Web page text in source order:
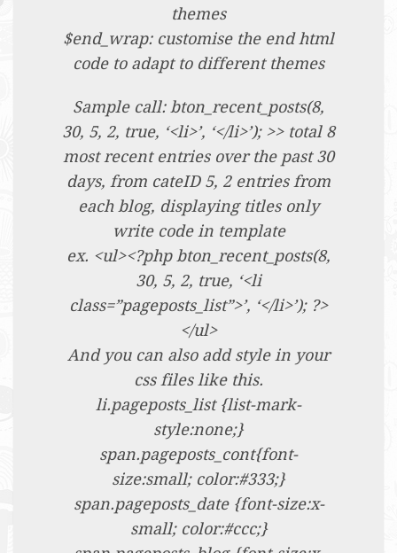
themes
$end_wrap: customise the end html
code to adapt to different themes
Sample call: bton_recent_posts(8,
30, 5, 2, true, ‘<li>’, ‘</li>’); >> total 8
most recent entries over the past 30
days, from cateID 5, 2 entries from
each blog, displaying titles only
write code in template
ex. <ul><?php bton_recent_posts(8,
30, 5, 2, true, ‘<li
class=”pageposts_list”>’, ‘</li>’); ?>
</ul>
And you can also add style in your
css files like this.
li.pageposts_list {list-mark-
style:none;}
span.pageposts_cont{font-
size:small; color:#333;}
span.pageposts_date {font-size:x-
small; color:#ccc;}